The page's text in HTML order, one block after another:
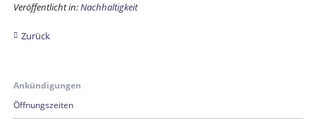
Veröffentlicht in:Nachhaltigkeit
Zurück
Ankündigungen
Öffnungszeiten